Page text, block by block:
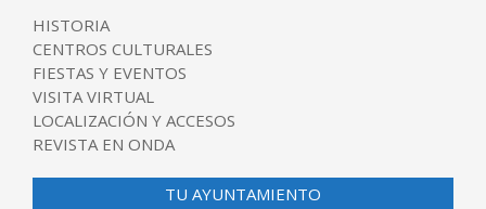
HISTORIA
CENTROS CULTURALES
FIESTAS Y EVENTOS
VISITA VIRTUAL
LOCALIZACIÓN Y ACCESOS
REVISTA EN ONDA
TU AYUNTAMIENTO